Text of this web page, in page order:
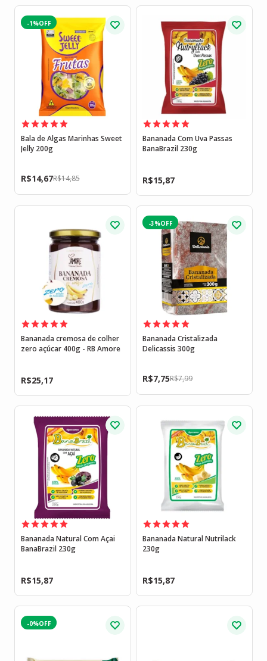
-1%
Bala de Algas Marinhas Sweet
Jelly 200g
R$14,85
R$14,67
Bananada Com Uva Passas
BanaBrazil 230g
R$15,87
Bananada cremosa de colher
zero açúcar 400g - RB Amore
R$25,17
-3%
Bananada Cristalizada
Delicassis 300g
R$7,99
R$7,75
Bananada Natural Com Açai
BanaBrazil 230g
R$15,87
Bananada Natural Nutrilack
230g
R$15,87
-0%